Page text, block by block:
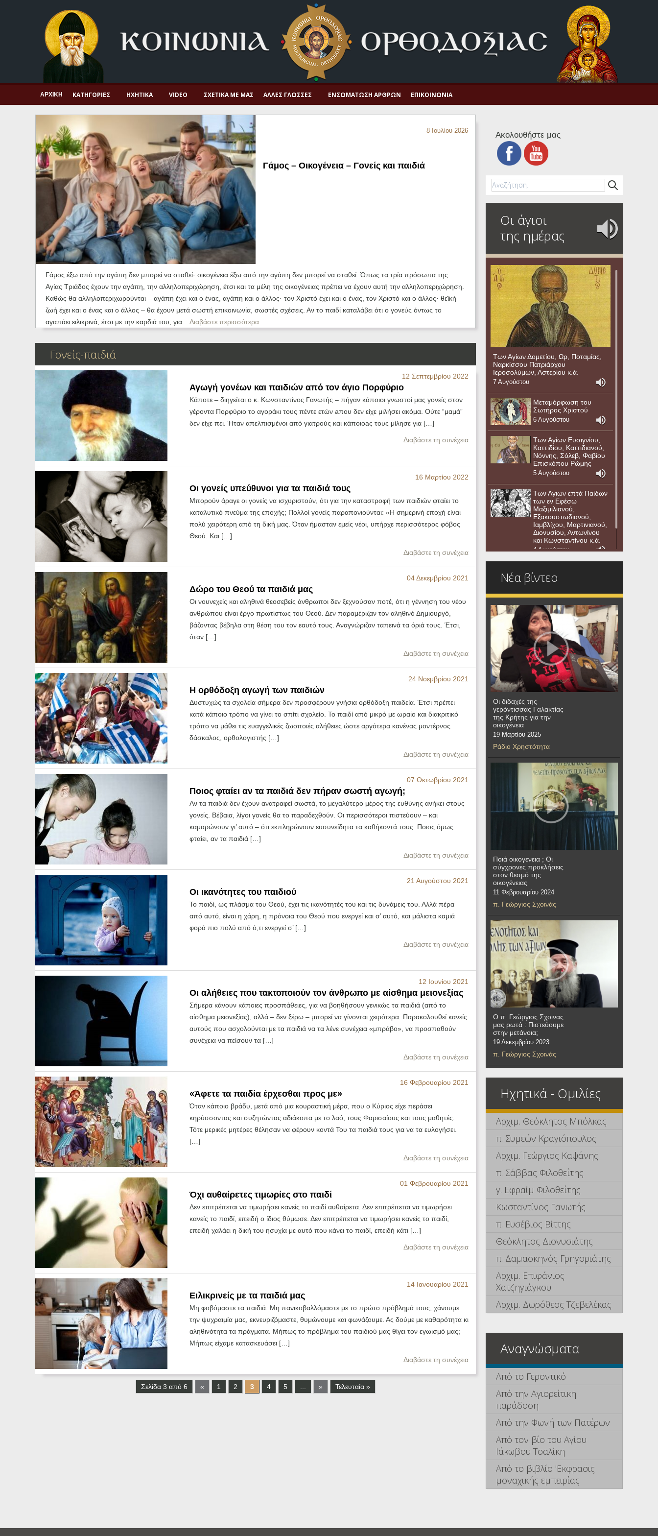
Πνευματική ζωή
Μαρτυρία και διδαχή
Λατρεία και προσευχή
Αγιολόγιο – Εορτολόγιο
Η πίστη στην εποχή μας
Ορθόδοξη οικογένεια
Ορθόδοξο προσκυνητάριο
Σκέψεις-προβληματισμοί
ΑΡΧΙΚΉ ΚΑΤΗΓΟΡΊΕΣ ΗΧΗΤΙΚΆ VIDEO ΣΧΕΤΙΚΆ ΜΕ ΜΑΣ ΆΛΛΕΣ ΓΛΏΣΣΕΣ ΕΝΣΩΜΆΤΩΣΗ ΆΡΘΡΩΝ ΕΠΙΚΟΙΝΩΝΊΑ
8 Ιουλίου 2026
Γάμος – Οικογένεια – Γονείς και παιδιά
Γάμος έξω από την αγάπη δεν μπορεί να σταθεί· οικογένεια έξω από την αγάπη δεν μπορεί να σταθεί. Όπως τα τρία πρόσωπα της
Αγίας Τριάδος έχουν την αγάπη, την αλληλοπεριχώρηση, έτσι και τα μέλη της οικογένειας πρέπει να έχουν αυτή την αλληλοπεριχώρηση.
Καθώς θα αλληλοπεριχωρούνται – αγάπη έχει και ο ένας, αγάπη και ο άλλος· τον Χριστό έχει και ο ένας, τον Χριστό και ο άλλος· θεϊκή
ζωή έχει και ο ένας και ο άλλος – θα έχουν μετά σωστή επικοινωνία, σωστές σχέσεις. Αν το παιδί καταλάβει ότι ο γονεύς όντως το
αγαπάει ειλικρινά, έτσι με την καρδιά του, για... Διαβάστε περισσότερα...
Γονείς-παιδιά
12 Σεπτεμβρίου 2022
Αγωγή γονέων και παιδιών από τον άγιο Πορφύριο
Κάποτε – διηγείται ο κ. Κωνσταντίνος Γανωτής – πήγαν κάποιοι γνωστοί μας γονείς στον
γέροντα Πορφύριο το αγοράκι τους πέντε ετών aπου δεν είχε μιλήσει ακόμα. Ούτε “μαμά”
δεν είχε πει. Ήταν απελπισμένοι από γιατρούς και κάποιοaς τους μίλησε για […]
Διαβάστε τη συνέχεια
16 Μαρτίου 2022
Οι γονείς υπεύθυνοι για τα παιδιά τους
Μπορούν άραγε οι γονείς να ισχυριστούν, ότι για την καταστροφή των παιδιών φταίει το
καταλυτικό πνεύμα της εποχής; Πολλοί γονείς παραπονιούνται: «Η σημερινή εποχή είναι
πολύ χειρότερη από τη δική μας. Όταν ήμασταν εμείς νέοι, υπήρχε περισσότερος φόβος
Θεού. Και […]
Διαβάστε τη συνέχεια
04 Δεκεμβρίου 2021
Δώρο του Θεού τα παιδιά μας
Οι νουνεχείς και αληθινά θεοσεβείς άνθρωποι δεν ξεχνούσαν ποτέ, ότι η γέννηση του νέου
ανθρώπου είναι έργο πρωτίστως του Θεού. Δεν παραμέριζαν τον αληθινό Δημιουργό,
βάζοντας βέβηλα στη θέση του τον εαυτό τους. Αναγνώριζαν ταπεινά τα όριά τους. Έτσι,
όταν […]
Διαβάστε τη συνέχεια
24 Νοεμβρίου 2021
Η ορθόδοξη αγωγή των παιδιών
Δυστυχώς τα σχολεία σήμερα δεν προσφέρουν γνήσια ορθόδοξη παιδεία. Έτσι πρέπει
κατά κάποιο τρόπο να γίνει το σπίτι σχολείο. Το παιδί από μικρό με ωραίο και διακριτικό
τρόπο να μάθει τις ευαγγελικές ζωοποιές αλήθειες ώστε αργότερα κανένας μοντέρνος
δάσκαλος, ορθολογιστής […]
Διαβάστε τη συνέχεια
07 Οκτωβρίου 2021
Ποιος φταίει αν τα παιδιά δεν πήραν σωστή αγωγή;
Αν τα παιδιά δεν έχουν ανατραφεί σωστά, το μεγαλύτερο μέρος της ευθύνης ανήκει στους
γονείς. Βέβαια, λίγοι γονείς θα το παραδεχθούν. Οι περισσότεροι πιστεύουν – και
καμαρώνουν γι’ αυτό – ότι εκπληρώνουν ευσυνείδητα τα καθήκοντά τους. Ποιος όμως
φταίει, αν τα παιδιά […]
Διαβάστε τη συνέχεια
21 Αυγούστου 2021
Οι ικανότητες του παιδιού
Το παιδί, ως πλάσμα του Θεού, έχει τις ικανότητές του και τις δυνάμεις του. Αλλά πέρα
από αυτό, είναι η χάρη, η πρόνοια του Θεού που ενεργεί και σ’ αυτό, και μάλιστα καμιά
φορά πιο πολύ από ό,τι ενεργεί σ’ […]
Διαβάστε τη συνέχεια
12 Ιουνίου 2021
Οι αλήθειες που τακτοποιούν τον άνθρωπο με αίσθημα μειονεξίας
Σήμερα κάνουν κάποιες προσπάθειες, για να βοηθήσουν γενικώς τα παιδιά (από το
αίσθημα μειονεξίας), αλλά – δεν ξέρω – μπορεί να γίνονται χειρότερα. Παρακολουθεί κανείς
αυτούς που ασχολούνται με τα παιδιά να τα λένε συνέχεια «μπράβο», να προσπαθούν
συνέχεια να πείσουν τα […]
Διαβάστε τη συνέχεια
16 Φεβρουαρίου 2021
«Άφετε τα παιδία έρχεσθαι προς με»
Όταν κάποιο βράδυ, μετά από μια κουραστική μέρα, που ο Κύριος είχε περάσει
κηρύσσοντας και συζητώντας αδιάκοπα με το λαό, τους Φαρισαίους και τους μαθητές.
Τότε μερικές μητέρες θέλησαν να φέρουν κοντά Του τα παιδιά τους για να τα ευλογήσει.
[…]
Διαβάστε τη συνέχεια
01 Φεβρουαρίου 2021
Όχι αυθαίρετες τιμωρίες στο παιδί
Δεν επιτρέπεται να τιμωρήσει κανείς το παιδί αυθαίρετα. Δεν επιτρέπεται να τιμωρήσει
κανείς το παιδί, επειδή ο ίδιος θύμωσε. Δεν επιτρέπεται να τιμωρήσει κανείς το παιδί,
επειδή χαλάει η δική του ησυχία με αυτό που κάνει το παιδί, επειδή κάτι […]
Διαβάστε τη συνέχεια
14 Ιανουαρίου 2021
Ειλικρινείς με τα παιδιά μας
Μη φοβόμαστε τα παιδιά. Μη πανικοβαλλόμαστε με το πρώτο πρόβλημά τους, χάνουμε
την ψυχραιμία μας, εκνευριζόμαστε, θυμώνουμε και φωνάζουμε. Ας δούμε με καθαρότητα κι
αληθινότητα τα πράγματα. Μήπως το πρόβλημα του παιδιού μας θίγει τον εγωισμό μας;
Μήπως είχαμε κατασκευάσει […]
Διαβάστε τη συνέχεια
Σελίδα 3 από 6 « 1 2 3 4 5 » Τελευταία »
Ακολουθήστε μας
Οι άγιοι
της ημέρας
Των Αγίων Δομετίου, Ωρ, Ποταμίας,
Ναρκίσσου Πατριάρχου
Ιεροσολύμων, Αστερίου κ.ά.
7 Αυγούστου
Μεταμόρφωση του
Σωτήρος Χριστού
6 Αυγούστου
Των Αγίων Ευσιγνίου,
Καττιδίου, Καττιδιανού,
Νόννης, Σόλεβ, Φαβίου
Επισκόπου Ρώμης
5 Αυγούστου
Των Αγιων επτά Παίδων
των εν Εφέσω
Μαξιμιλιανού,
Εξακουστωδιανού,
Ιαμβλίχου, Μαρτινιανού,
Διονυσίου, Αντωνίνου
και Κωνσταντίνου κ.ά.
4 Αυγούστου
Νέα βίντεο
Οι διδαχές της
γερόντισσας Γαλακτίας
της Κρήτης για την
οικογένεια
19 Μαρτίου 2025
Ράδιο Χρηστότητα
Ποιά οικογενεια ; Οι
σύγχρονες προκλήσεις
στον θεσμό της
οικογένειας
11 Φεβρουαρίου 2024
π. Γεώργιος Σχοινάς
Ο π. Γεώργιος Σχοινας
μας ρωτά : Πιστεύουμε
στην μετάνοια;
19 Δεκεμβρίου 2023
π. Γεώργιος Σχοινάς
Ηχητικά - Ομιλίες
Αρχιμ. Θεόκλητος Μπόλκας
π. Συμεών Κραγιόπουλος
Αρχιμ. Γεώργιος Καψάνης
π. Σάββας Φιλοθεΐτης
γ. Εφραίμ Φιλοθεΐτης
Κωσταντίνος Γανωτής
π. Ευσέβιος Βίττης
Θεόκλητος Διονυσιάτης
π. Δαμασκηνός Γρηγοριάτης
Αρχιμ. Επιφάνιος
Χατζηγιάγκου
Αρχιμ. Δωρόθεος Τζεβελέκας
Αναγνώσματα
Από το Γεροντικό
Από την Αγιορείτικη
παράδοση
Από την Φωνή των Πατέρων
Από τον βίο του Αγίου
Ιάκωβου Τσαλίκη
Από το βιβλίο 'Εκφρασις
μοναχικής εμπειρίας